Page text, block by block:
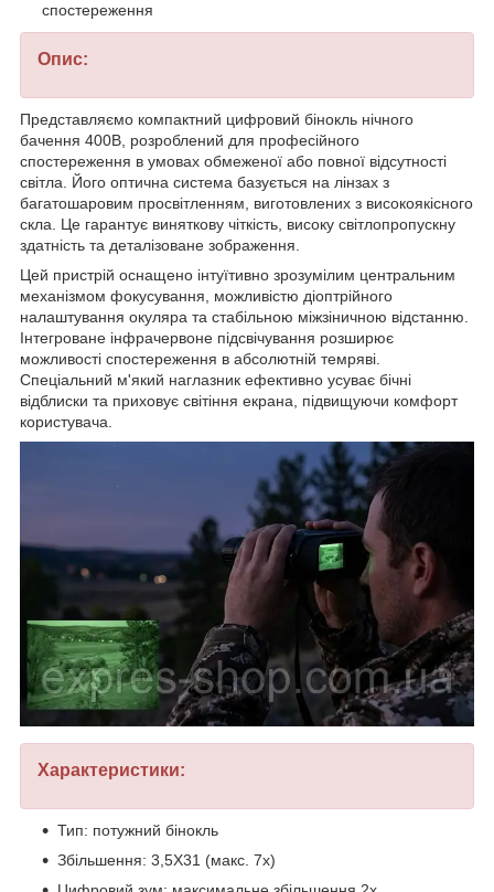
спостереження
Опис:
Представляємо компактний цифровий бінокль нічного
бачення 400B, розроблений для професійного
спостереження в умовах обмеженої або повної відсутності
світла. Його оптична система базується на лінзах з
багатошаровим просвітленням, виготовлених з високоякісного
скла. Це гарантує виняткову чіткість, високу світлопропускну
здатність та деталізоване зображення.
Цей пристрій оснащено інтуїтивно зрозумілим центральним
механізмом фокусування, можливістю діоптрійного
налаштування окуляра та стабільною міжзіничною відстанню.
Інтегроване інфрачервоне підсвічування розширює
можливості спостереження в абсолютній темряві.
Спеціальний м'який наглазник ефективно усуває бічні
відблиски та приховує світіння екрана, підвищуючи комфорт
користувача.
Характеристики:
Тип: потужний бінокль
Збільшення: 3,5X31 (макс. 7x)